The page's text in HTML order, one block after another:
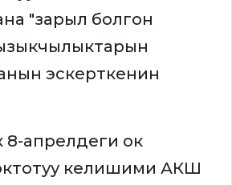
"зарыл болгон
эскерткенин
апрелдеги ок
келишими АКШ